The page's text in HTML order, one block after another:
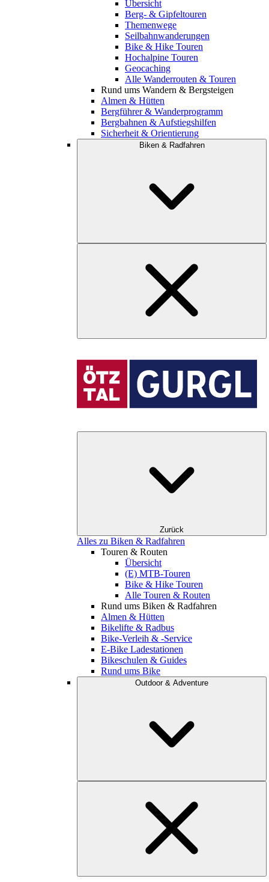
Übersicht
Berg- & Gipfeltouren
Themenwege
Seilbahnwanderungen
Bike & Hike Touren
Hochalpine Touren
Geocaching
Alle Wanderrouten & Touren
Rund ums Wandern & Bergsteigen
Almen & Hütten
Bergführer & Wanderprogramm
Bergbahnen & Aufstiegshilfen
Sicherheit & Orientierung
Biken & Radfahren
Zurück
Alles zu Biken & Radfahren
Touren & Routen
Übersicht
(E) MTB-Touren
Bike & Hike Touren
Alle Touren & Routen
Rund ums Biken & Radfahren
Almen & Hütten
Bikelifte & Radbus
Bike-Verleih & -Service
E-Bike Ladestationen
Bikeschulen & Guides
Rund ums Bike
Outdoor & Adventure